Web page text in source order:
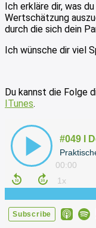
Ich erkläre dir, was
Wertschätzung
durch die sich dein
Ich wünsche dir viel
Du kannst die Folge
ITunes.